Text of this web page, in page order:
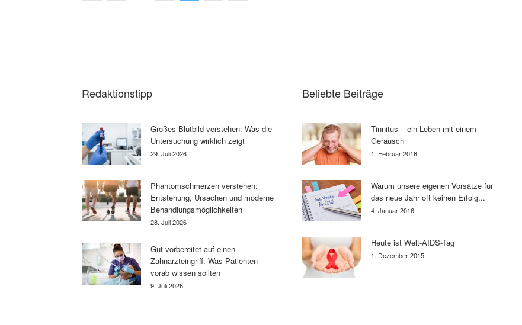
Redaktionstipp
Großes Blutbild verstehen: Was die
Untersuchung wirklich zeigt
29. Juli 2026
Phantomschmerzen verstehen:
Entstehung, Ursachen und moderne
Behandlungsmöglichkeiten
28. Juli 2026
Gut vorbereitet auf einen
Zahnarzteingriff: Was Patienten
vorab wissen sollten
9. Juli 2026
Beliebte Beiträge
Tinnitus – ein Leben mit einem
Geräusch
1. Februar 2016
Warum unsere eigenen Vorsätze für
das neue Jahr oft keinen Erfolg...
4. Januar 2016
Heute ist Welt-AIDS-Tag
1. Dezember 2015